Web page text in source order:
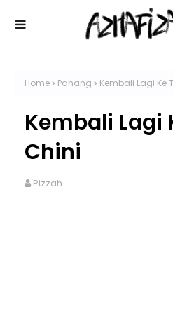
Home Pahang Kembali Lagi Ke
Kembali Lagi
Chini
Pizzah